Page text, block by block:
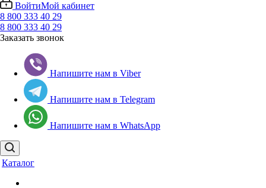
ВойтиМой кабинет
8 800 333 40 29
8 800 333 40 29
Заказать звонок
Напишите нам в Viber
Напишите нам в Telegram
Напишите нам в WhatsApp
Каталог